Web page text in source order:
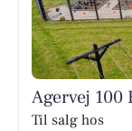
Agervej 100
Til salg hos